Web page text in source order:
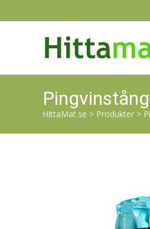
HittaMat.se > Produkter >